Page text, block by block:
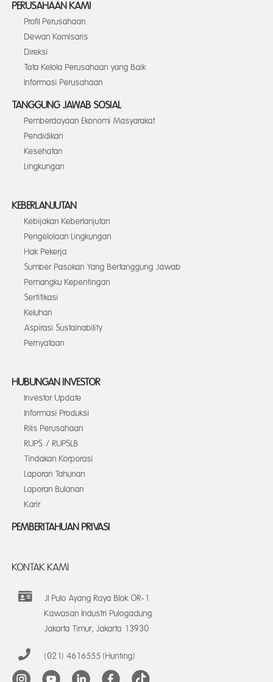
PERUSAHAAN KAMI
Profil Perusahaan
Dewan Komisaris
Direksi
Tata Kelola Perusahaan yang Baik
Informasi Perusahaan
TANGGUNG JAWAB SOSIAL
Pemberdayaan Ekonomi Masyarakat
Pendidikan
Kesehatan
Lingkungan
KEBERLANJUTAN
Kebijakan Keberlanjutan
Pengelolaan Lingkungan
Hak Pekerja
Sumber Pasokan Yang Bertanggung Jawab
Pemangku Kepentingan
Sertifikasi
Keluhan
Aspirasi Sustainability
Pernyataan
HUBUNGAN INVESTOR
Investor Update
Informasi Produksi
Rilis Perusahaan
RUPS / RUPSLB
Tindakan Korporasi
Laporan Tahunan
Laporan Bulanan
Karir
PEMBERITAHUAN PRIVASI
KONTAK KAMI
Jl Pulo Ayang Raya Blok OR-1
Kawasan Industri Pulogadung
Jakarta Timur, Jakarta 13930
(021) 4616555 (Hunting)